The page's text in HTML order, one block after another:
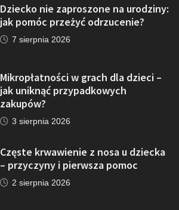
Dziecko nie zaproszone na urodziny:
jak pomóc przeżyć odrzucenie?
7 sierpnia 2026
Mikropłatności w grach dla dzieci –
jak uniknąć przypadkowych
zakupów?
3 sierpnia 2026
Częste krwawienie z nosa u dziecka
– przyczyny i pierwsza pomoc
2 sierpnia 2026